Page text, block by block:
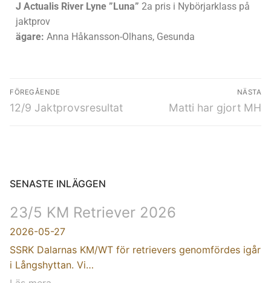
J Actualis River Lyne ”Luna” 2a pris i Nybörjarklass på
jaktprov
ägare: Anna Håkansson-Olhans, Gesunda
FÖREGÅENDE
12/9 Jaktprovsresultat
NÄSTA
Matti har gjort MH
SENASTE INLÄGGEN
23/5 KM Retriever 2026
2026-05-27
SSRK Dalarnas KM/WT för retrievers genomfördes igår
i Långshyttan. Vi…